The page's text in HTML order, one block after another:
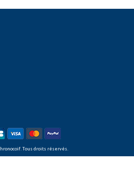
Tous droits réservés.